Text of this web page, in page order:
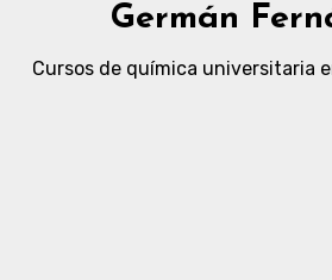
Germán
Cursos de química universitaria